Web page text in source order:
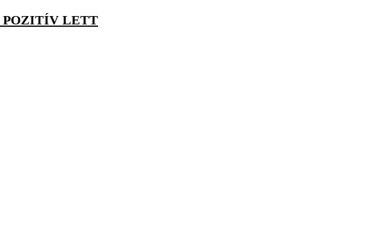
POZITÍV LETT